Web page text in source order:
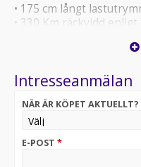
• 175 cm långt
• 330 Km räckvidd enligt
• 10" Touchscreen,
Leasingkostnad: 3 199:-
20% förhöjd hyra
Intresseanmälan
NÄR ÄR KÖPET AKTUELLT?
E-POST *